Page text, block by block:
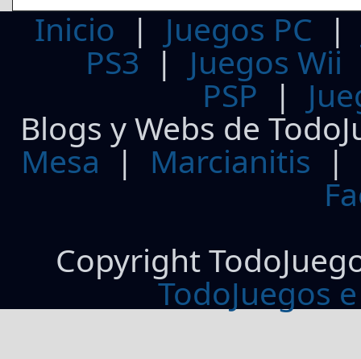
Inicio | Juegos PC
PS3| Juegos Wii
PSP |
Blogs y Webs de
Mesa | Marcianitis |
Copyright
TodoJuegos